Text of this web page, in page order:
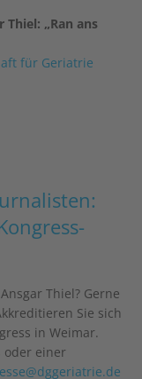
„Ran ans
für Geriatrie
Thiel? Gerne
Sie sich
in Weimar.
oder einer